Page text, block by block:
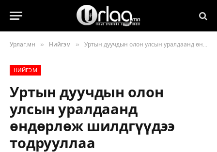
Урлаг.мн » Нийгэм » Уртын дуучдын олон улсын уралдаанд өндөрлөж шилдгүүдээ тодрууллаа
НИЙГЭМ
Уртын дуучдын олон
улсын уралдаанд
өндөрлөж шилдгүүдээ
тодрууллаа